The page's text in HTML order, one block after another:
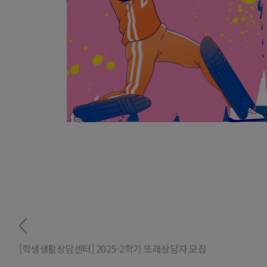
[학생생활상담센터] 2025-2학기 또래상담자 모집